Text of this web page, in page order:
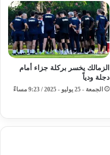
الزمالك يخسر بركلة جزاء أمام
دجلة ودياً
الجمعة - 25 يوليو - 2025 / 9:23 مساءً